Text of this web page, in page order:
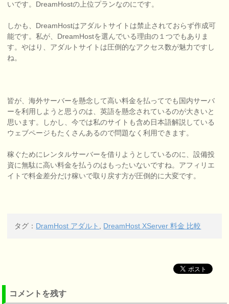
いです。DreamHostの上位プランなのにです。
しかも、DreamHostはアダルトサイトは禁止されておらず作成可
能です。私が、DreamHostを選んでいる理由の１つでもありま
す。やはり、アダルトサイトは圧倒的なアクセス数が魅力ですし
ね。
皆が、海外サーバーを懸念して高い料金を払ってでも国内サーバ
ーを利用しようと思うのは、英語を懸念されているのが大きいと
思います。しかし、今では私のサイトも含め日本語解説している
ウェブページもたくさんあるので問題なく利用できます。
稼ぐためにレンタルサーバーを借りようとしているのに、設備投
資に無駄に高い料金を払うのはもったいないですね。アフィリエ
イトで料金差分だけ稼いで取り戻す方が圧倒的に大変です。
タグ： DramHost アダルト DreamHost XServer 料金 比較
コメントを残す